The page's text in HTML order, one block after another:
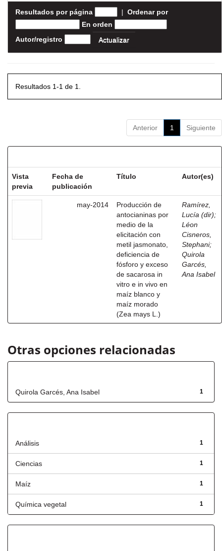
Resultados por página | Ordenar por
En orden
Autor/registro
Resultados 1-1 de 1.
Anterior 1 Siguiente
Vista
previa
Fecha de
publicación
Título Autor(es)
may-2014
Producción de
antocianinas por
medio de la
elicitación con
metil jasmonato,
deficiencia de
fósforo y exceso
de sacarosa in
vitro e in vivo en
maíz blanco y
maíz morado
(Zea mays L.)
Ramírez,
Lucía (dir);
Léon
Cisneros,
Stephani;
Quirola
Garcés,
Ana Isabel
Otras opciones relacionadas
1
Quirola Garcés, Ana Isabel
1
Análisis
1
Ciencias
1
Maíz
1
Química vegetal